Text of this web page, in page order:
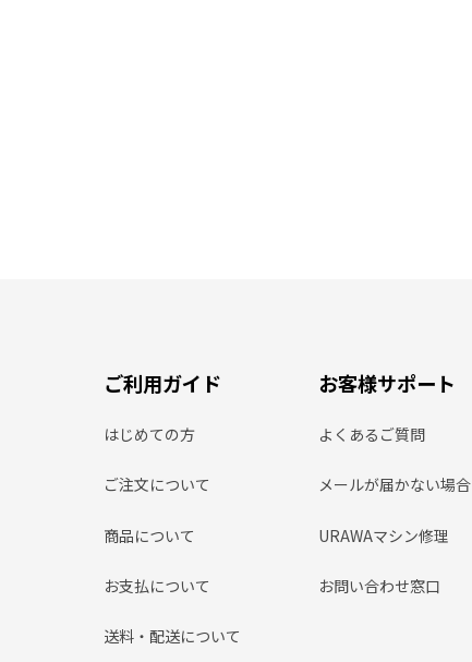
ご利用ガイド
はじめての方
ご注文について
商品について
お支払について
送料・配送について
お客様サポート
よくあるご質問
メールが届かない場合
URAWAマシン修理
お問い合わせ窓口